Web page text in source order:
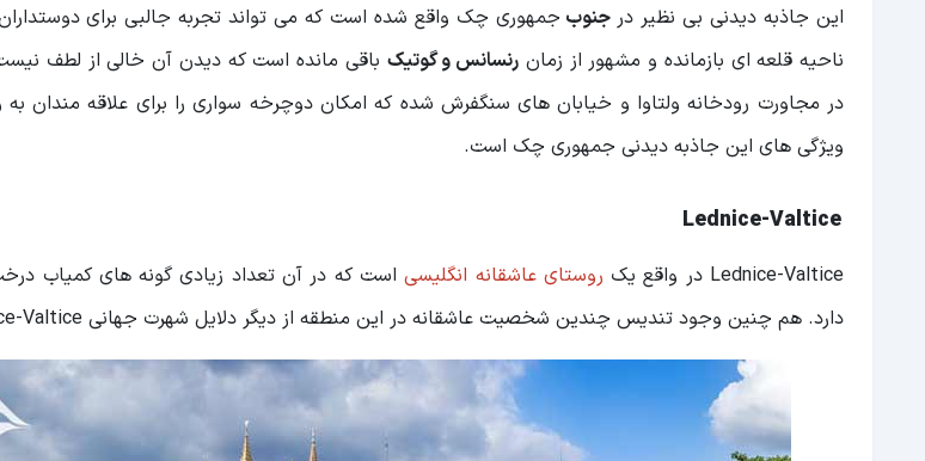
این جاذبه دیدنی بی نظیر درجنوب جمهوری چک واقع شده است که می تواند تجربه جالبی برای
ناحیه قلعه ای بازمانده و مشهور از زمان رنسانس و گوتیک
در مجاورت رودخانه ولتاوا و خیابان های سنگفرش شده که امکان دوچرخه سواری را برای علاقه مندان
ویژگی های این جاذبه دیدنی جمهوری چک است.
Lednice-Valtice در واقع یک روستای عاشقانه انگلیسیاست که در آن تعداد زیادی گونه های کمیاب
دارد. هم چنین وجود تندیس چندین شخصیت عاشقانه در این منطقه از دیگر دلایل شهرت جهانی Lednice-Valtice است.